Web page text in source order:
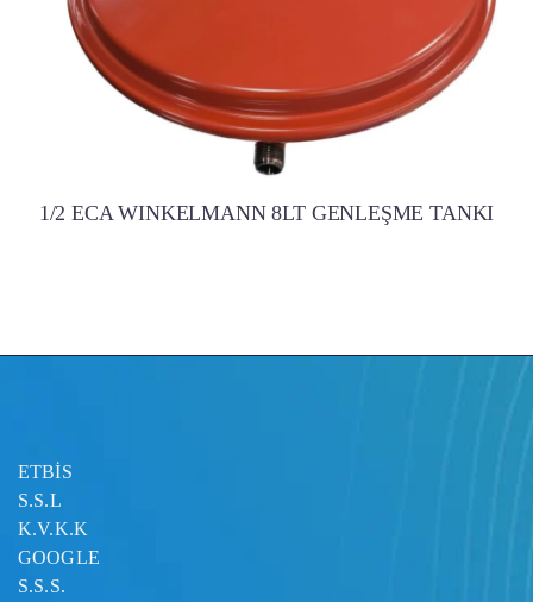
1/2 ECA WINKELMANN 8LT GENLEŞME TANKI
ETBİS
S.S.L
K.V.K.K
GOOGLE
S.S.S.